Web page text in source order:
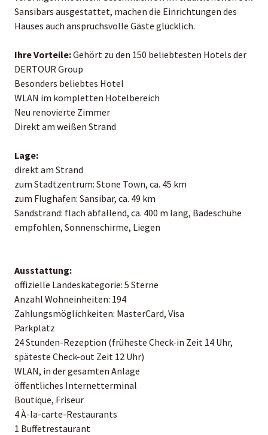
Sansibars ausgestattet, machen die Einrichtungen des
Hauses auch anspruchsvolle Gäste glücklich.
Ihre Vorteile:Gehört zu den 150 beliebtesten Hotels der
DERTOUR Group
Besonders beliebtes Hotel
WLAN im kompletten Hotelbereich
Neu renovierte Zimmer
Direkt am weißen Strand
Lage:
direkt am Strand
zum Stadtzentrum: Stone Town, ca. 45 km
zum Flughafen: Sansibar, ca. 49 km
Sandstrand: flach abfallend, ca. 400 m lang, Badeschuhe
empfohlen, Sonnenschirme, Liegen
Ausstattung:
offizielle Landeskategorie: 5 Sterne
Anzahl Wohneinheiten: 194
Zahlungsmöglichkeiten: MasterCard, Visa
Parkplatz
24 Stunden-Rezeption (früheste Check-in Zeit 14 Uhr,
späteste Check-out Zeit 12 Uhr)
WLAN, in der gesamten Anlage
öffentliches Internetterminal
Boutique, Friseur
4 À-la-carte-Restaurants
1 Buffetrestaurant